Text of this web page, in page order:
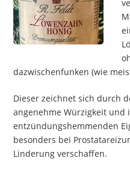
dazwischenfunken (wie
Dieser zeichnet sich durch
angenehme Würzigkeit und
entzündungshemmenden
besonders bei
Linderung verschaffen.